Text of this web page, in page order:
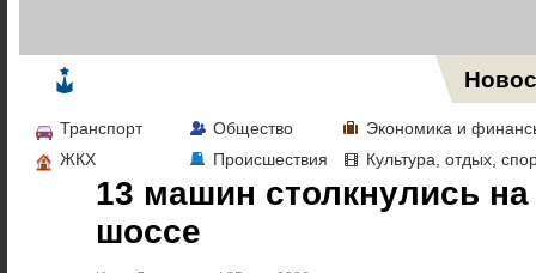
Транспорт Общество
Экономика и
ЖКХ
Происшествия Культура, отдых,
13 машин столкнулись
шоссе